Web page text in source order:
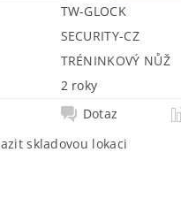
TW-GLOCK
SECURITY-CZ
TRÉNINKOVÝ NŮŽ
2 roky
Dotaz
skladovou lokaci